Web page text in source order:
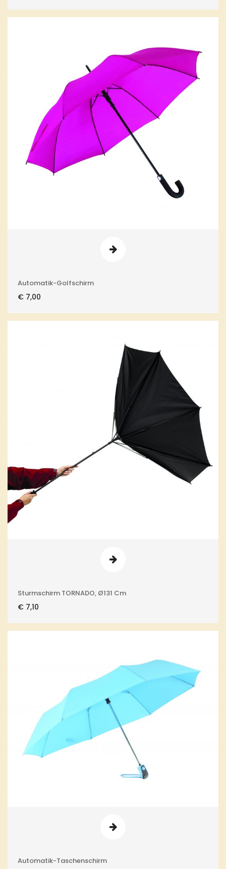
Automatik-Golfschirm
€ 7,00
Sturmschirm TORNADO, Ø131 Cm
€ 7,10
Automatik-Taschenschirm